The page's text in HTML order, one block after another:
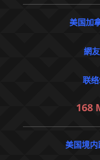
美国加
網
联
168
美国境